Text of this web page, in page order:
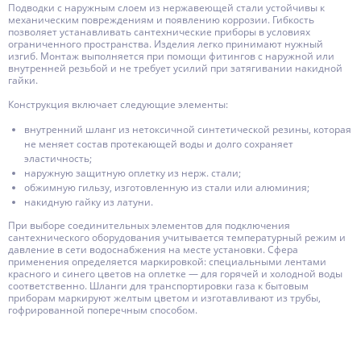
Подводки с наружным слоем из нержавеющей стали устойчивы к
механическим повреждениям и появлению коррозии. Гибкость
позволяет устанавливать сантехнические приборы в условиях
ограниченного пространства. Изделия легко принимают нужный
изгиб. Монтаж выполняется при помощи фитингов с наружной или
внутренней резьбой и не требует усилий при затягивании накидной
гайки.
Конструкция включает следующие элементы:
внутренний шланг из нетоксичной синтетической резины, которая
не меняет состав протекающей воды и долго сохраняет
эластичность;
наружную защитную оплетку из нерж. стали;
обжимную гильзу, изготовленную из стали или алюминия;
накидную гайку из латуни.
При выборе соединительных элементов для подключения
сантехнического оборудования учитывается температурный режим и
давление в сети водоснабжения на месте установки. Сфера
применения определяется маркировкой: специальными лентами
красного и синего цветов на оплетке — для горячей и холодной воды
соответственно. Шланги для транспортировки газа к бытовым
приборам маркируют желтым цветом и изготавливают из трубы,
гофрированной поперечным способом.